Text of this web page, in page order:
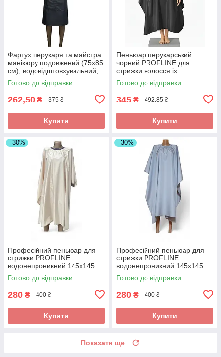
Фартух перукаря та майстра
манікюру подовжений (75х85
см), водовідштовхувальний,
сірий з принтом Beauty
Готово до відправки
262,50 ₴ 375 ₴
Купити
Пеньюар перукарський
чорний PROFLINE для
стрижки волосся із
прорізними рукавами з
плащової тканини 145×145
Готово до відправки
345 ₴ 492,85 ₴
Купити
–30%
Професійний пеньюар для
стрижки PROFLINE
водонепроникний 145х145
см Бежевий (накидка
перукарська) Арт. 145Б
Готово до відправки
280 ₴ 400 ₴
Купити
–30%
Професійний пеньюар для
стрижки PROFLINE
водонепроникний 145х145
см Сірий (накидка
перукарська) Арт. 145С
Готово до відправки
280 ₴ 400 ₴
Купити
Показати ще